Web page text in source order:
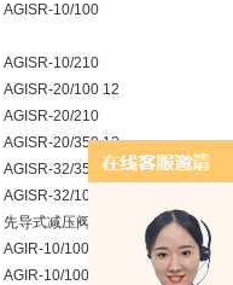
AGISR-10/100
AGISR-10/210
AGISR-20/100 12
AGISR-20/210
AGISR-20/350 12
AGISR-32/350 13
AGISR-32/100 13
先导式减压阀
AGIR-10/100
AGIR-10/100/V 51